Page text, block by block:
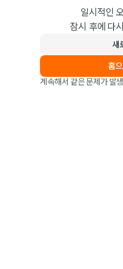
일시적인
잠시 후에 다
새
홈
계속해서 같은 문제가 발